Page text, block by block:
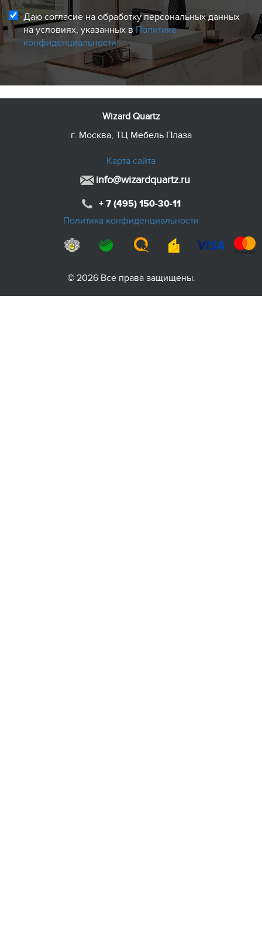
Даю согласие на обработку персональных данных
на условиях, указанных в Политике
конфиденциальности
Wizard Quartz
г. Москва, ТЦ Мебель Плаза
Карта сайта
info@wizardquartz.ru
+ 7 (495) 150-30-11
Политика конфиденциальности
© 2026 Все права защищены.